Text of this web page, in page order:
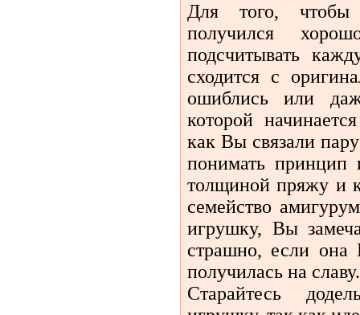
Для того,
получился
подсчитывать
сходится с
ошиблись или
которой
как Вы связали
понимать принцип
толщиной пряжу и
семейство
игрушку, Вы
страшно, если она
получилась на славу.
Старайтесь